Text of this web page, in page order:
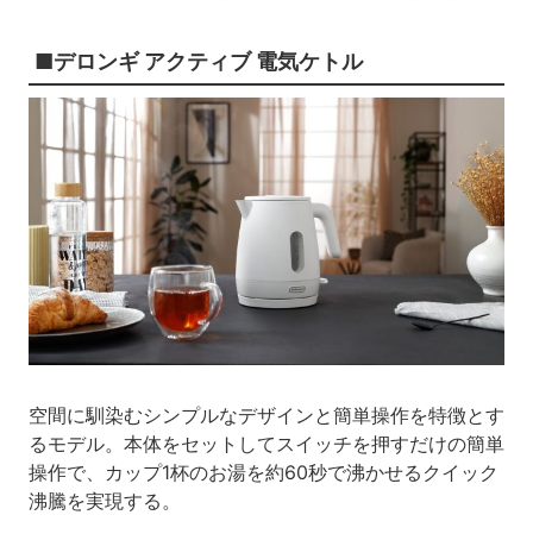
■デロンギ アクティブ 電気ケトル
空間に馴染むシンプルなデザインと簡単操作を特徴とす
るモデル。本体をセットしてスイッチを押すだけの簡単
操作で、カップ1杯のお湯を約60秒で沸かせるクイック
沸騰を実現する。